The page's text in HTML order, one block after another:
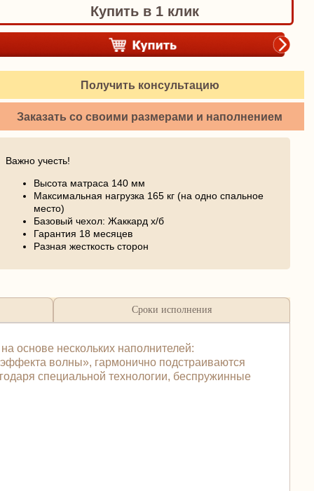
Купить в 1 клик
Получить консультацию
Заказать со своими размерами и наполнением
Важно учесть!
Высота матраса 140 мм
Максимальная нагрузка 165 кг (на одно спальное
место)
Базовый чехол: Жаккард х/б
Гарантия 18 месяцев
Разная жесткость сторон
Сроки исполнения
основе нескольких наполнителей:
волны», гармонично подстраиваются
специальной технологии, беспружинные